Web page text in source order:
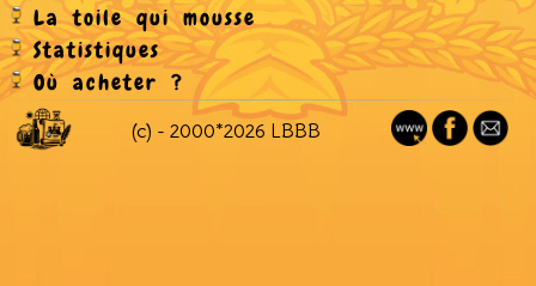
La toile qui mousse
Statistiques
Où acheter ?
(c) - 2000*2026 LBBB